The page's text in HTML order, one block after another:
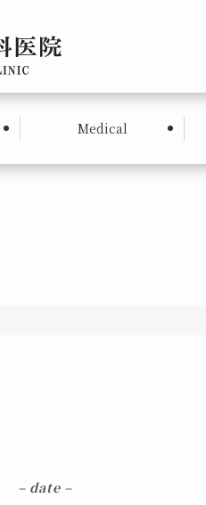
Medical
– date –